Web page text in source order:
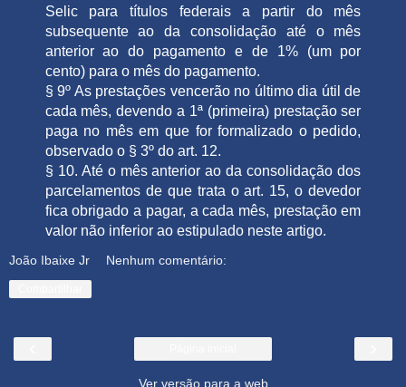
Selic para títulos federais a partir do mês
subsequente ao da consolidação até o mês
anterior ao do pagamento e de 1% (um por
cento) para o mês do pagamento.
§ 9º As prestações vencerão no último dia útil de
cada mês, devendo a 1ª (primeira) prestação ser
paga no mês em que for formalizado o pedido,
observado o § 3º do art. 12.
§ 10. Até o mês anterior ao da consolidação dos
parcelamentos de que trata o art. 15, o devedor
fica obrigado a pagar, a cada mês, prestação em
valor não inferior ao estipulado neste artigo.
João Ibaixe Jr Nenhum comentário:
Ver versão para a web